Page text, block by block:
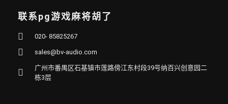
联系pg游戏麻将胡了
020- 85825267
sales@bv-audio.com
广州市番禺区石基镇市莲路傍江东村段39号纳百兴创意园二
栋3层